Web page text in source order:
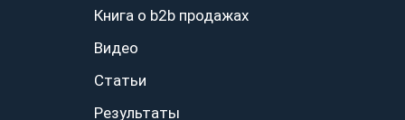
Книга о b2b продажах
Видео
Статьи
Результаты